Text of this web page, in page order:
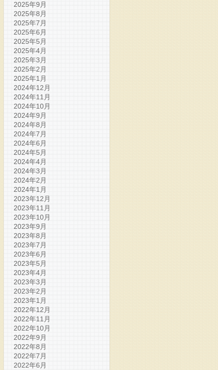
2025年9月
2025年8月
2025年7月
2025年6月
2025年5月
2025年4月
2025年3月
2025年2月
2025年1月
2024年12月
2024年11月
2024年10月
2024年9月
2024年8月
2024年7月
2024年6月
2024年5月
2024年4月
2024年3月
2024年2月
2024年1月
2023年12月
2023年11月
2023年10月
2023年9月
2023年8月
2023年7月
2023年6月
2023年5月
2023年4月
2023年3月
2023年2月
2023年1月
2022年12月
2022年11月
2022年10月
2022年9月
2022年8月
2022年7月
2022年6月